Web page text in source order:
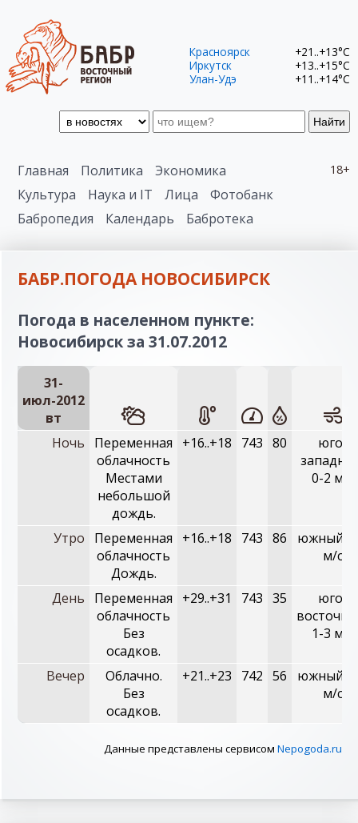
Найти
Красноярск
+21..+13°C
Иркутск
+13..+15°C
Улан-Удэ
+11..+14°C
18+
Главная Политика
Экономика
Культура
Наука и IT Лица
Фотобанк
Бабропедия
Календарь Бабротека
БАБР.ПОГОДА НОВОСИБИРСК
Погода в населенном пункте:
Новосибирск за 31.07.2012
31-
июл-2012
вт
Ночь
Переменная
облачность
Местами
небольшой
дождь.
+16..+18 743 80
юго-
0-2 м/с
Утро
Переменная
облачность
Дождь.
+16..+18 743 86
южный,
м/с
День
Переменная
облачность
Без
осадков.
+29..+31 743 35
юго-
1-3 м/с
Вечер
Облачно.
Без
осадков.
+21..+23 742 56
южный,
м/с
Данные представлены сервисом Nepogoda.ru